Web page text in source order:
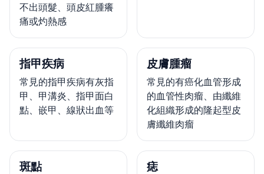
不出頭髮、頭皮紅腫癢
痛或灼熱感
指甲疾病
常見的指甲疾病有灰指
甲、甲溝炎、指甲面白
點、嵌甲、線狀出血等
皮膚腫瘤
常見的有癌化血管形成
的血管性肉瘤、由纖維
化組織形成的隆起型皮
膚纖維肉瘤
斑點 痣